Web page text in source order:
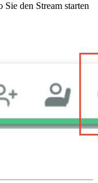
Sie den Stream starten